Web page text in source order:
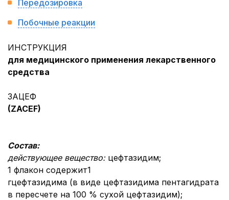
Передозировка
Побочные реакции
ИНСТРУКЦИЯ
для медицинского применения лекарственного
средства
ЗАЦЕФ
(ZACEF)
Состав:
действующее вещество: цефтазидим;
1 флакон содержит1
гцефтазидима (в виде цефтазидима пентагидрата
в пересчете на 100 % сухой цефтазидим);